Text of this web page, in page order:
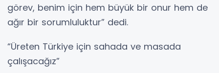
görev, benim için hem büyük bir onur hem de
ağır bir sorumluluktur” dedi.
“Üreten Türkiye için sahada ve masada
çalışacağız”